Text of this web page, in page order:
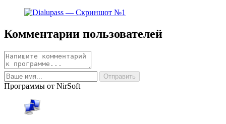
Комментарии пользователей
Программы от NirSoft